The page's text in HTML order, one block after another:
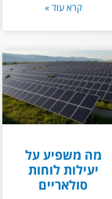
קרא עוד »
מה משפיע על
יעילות לוחות
סולאריים